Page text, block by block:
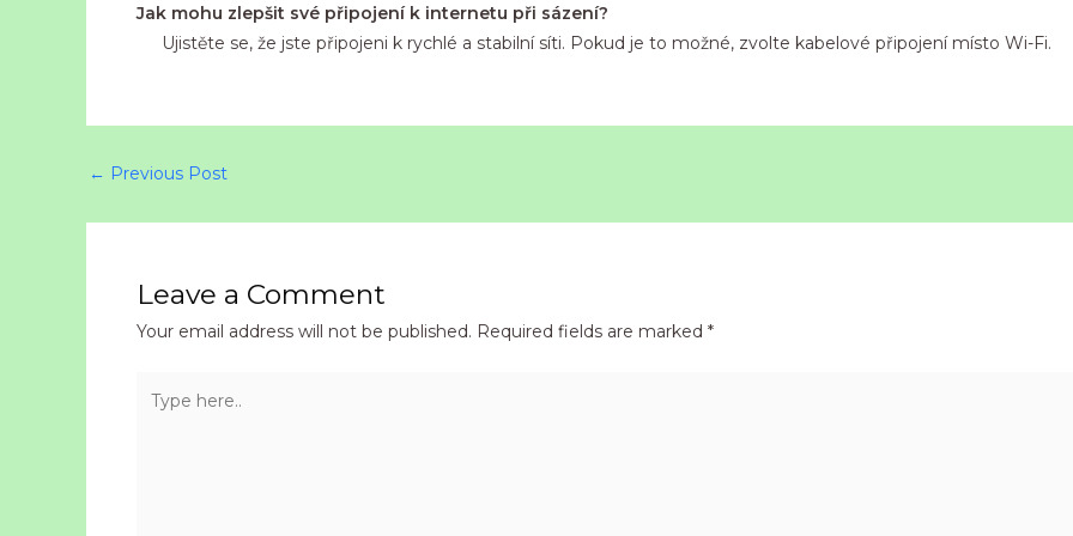
Jak mohu zlepšit své připojení k internetu při sázení?
Ujistěte se, že jste připojeni k rychlé a stabilní síti. Pokud je to možné, zvolte kabelové připojení místo Wi-Fi.
← Previous Post
Leave a Comment
Your email address will not be published. Required fields are marked *
here..